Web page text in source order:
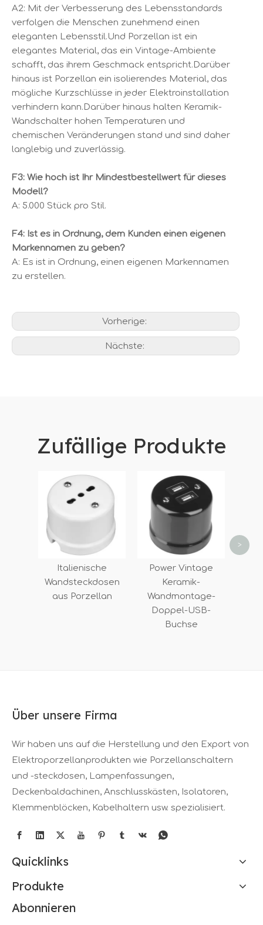
A2: Mit der Verbesserung des Lebensstandards
verfolgen die Menschen zunehmend einen
eleganten Lebensstil.Und Porzellan ist ein
elegantes Material, das ein Vintage-Ambiente
schafft, das ihrem Geschmack entspricht.Darüber
hinaus ist Porzellan ein isolierendes Material, das
mögliche Kurzschlüsse in jeder Elektroinstallation
verhindern kann.Darüber hinaus halten Keramik-
Wandschalter hohen Temperaturen und
chemischen Veränderungen stand und sind daher
langlebig und zuverlässig.
F3: Wie hoch ist Ihr Mindestbestellwert für dieses
Modell?
A: 5.000 Stück pro Stil.
F4: Ist es in Ordnung, dem Kunden einen eigenen
Markennamen zu geben?
A: Es ist in Ordnung, einen eigenen Markennamen
zu erstellen.
Vorherige:
Nächste:
Zufällige Produkte
Italienische
Wandsteckdosen
aus Porzellan
Power Vintage
Keramik-
Wandmontage-
Doppel-USB-
Buchse
>
Über unsere Firma
Wir haben uns auf die Herstellung und den Export von
Elektroporzellanprodukten wie Porzellanschaltern
und -steckdosen, Lampenfassungen,
Deckenbaldachinen, Anschlusskästen, Isolatoren,
Klemmenblöcken, Kabelhaltern usw. spezialisiert.
Quicklinks
Produkte
Abonnieren